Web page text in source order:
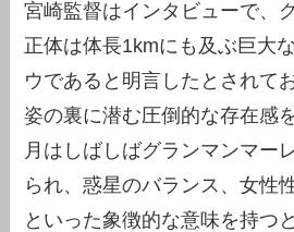
宮崎監督はインタビューで、
正体は体長1kmにも及ぶ巨大
ウであると明言したとされて
姿の裏に潜む圧倒的な存在感
月はしばしばグランマンマー
られ、惑星のバランス、女性
といった象徴的な意味を持つ